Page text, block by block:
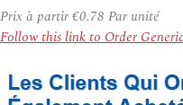
Prix à partir€0.78 Par unité
Follow this link to Order